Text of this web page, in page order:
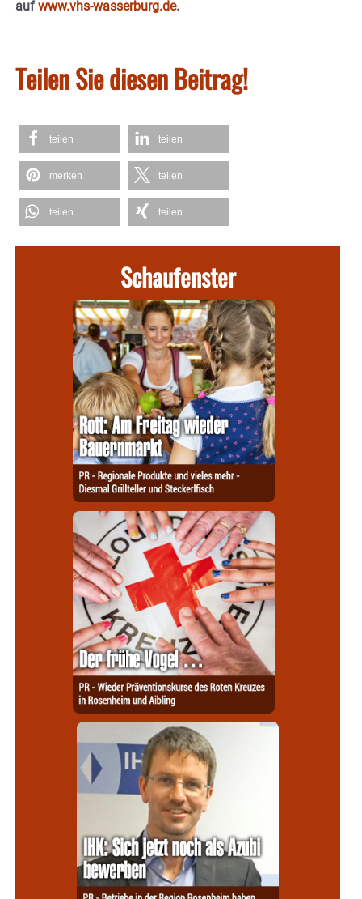
aufwww.vhs-wasserburg.de.
Teilen Sie diesen Beitrag!
teilen teilen
merken teilen
teilen teilen
Schaufenster